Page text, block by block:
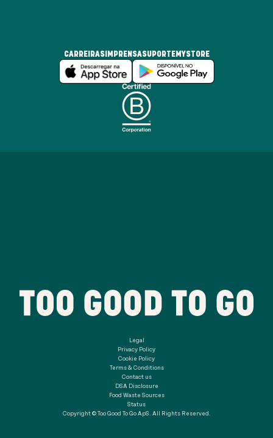
CARREIRASIMPRENSA SUPORTEMYSTORE
Legal
Privacy Policy
Cookie Policy
Terms & Conditions
Contact us
DSA Disclosure
Food Waste Sources
Status
Copyright © Too Good To Go ApS. All Rights Reserved.